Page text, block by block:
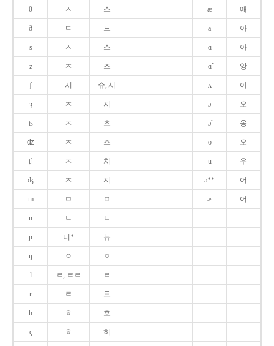
θ ㅅ 스 æ 애
ð ㄷ 드 a 아
s ㅅ 스 ɑ 아
z ㅈ 즈 ɑ̃ 앙
ʃ 시 슈, 시 ʌ 어
ʒ ㅈ 지 ɔ 오
ʦ ㅊ 츠 ɔ̃ 옹
ʣ ㅈ 즈 o 오
ʧ ㅊ 치 u 우
ʤ ㅈ 지 ə** 어
m ㅁ ㅁ ɚ 어
n ㄴ ㄴ
ɲ 니* 뉴
ŋ ㅇ ㅇ
l ㄹ, ㄹㄹ ㄹ
r ㄹ 르
h ㅎ 흐
ç ㅎ 히